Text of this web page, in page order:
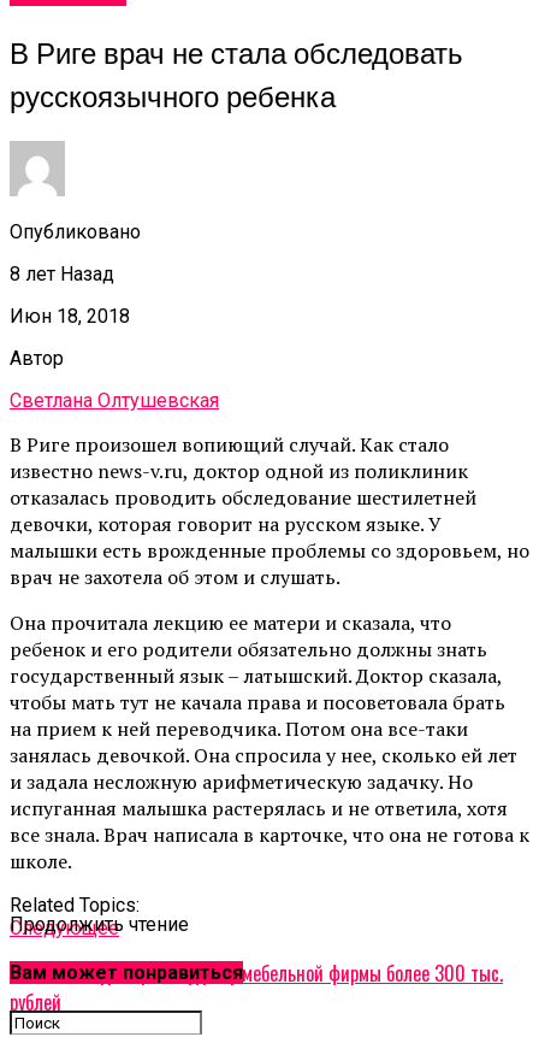
В Риге врач не стала обследовать
русскоязычного ребенка
Опубликовано
8 лет Назад
Июн 18, 2018
Автор
Светлана Олтушевская
В Риге произошел вопиющий случай. Как стало
известно news-v.ru, доктор одной из поликлиник
отказалась проводить обследование шестилетней
девочки, которая говорит на русском языке. У
малышки есть врожденные проблемы со здоровьем, но
врач не захотела об этом и слушать.
Она прочитала лекцию ее матери и сказала, что
ребенок и его родители обязательно должны знать
государственный язык – латышский. Доктор сказала,
чтобы мать тут не качала права и посоветовала брать
на прием к ней переводчика. Потом она все-таки
занялась девочкой. Она спросила у нее, сколько ей лет
и задала несложную арифметическую задачку. Но
испуганная малышка растерялась и не ответила, хотя
все знала. Врач написала в карточке, что она не готова к
школе.
Related Topics:
Cледующее
Житель Владимира отсудил у мебельной фирмы более 300 тыс.
рублей
Продолжить чтение
Вам может понравиться